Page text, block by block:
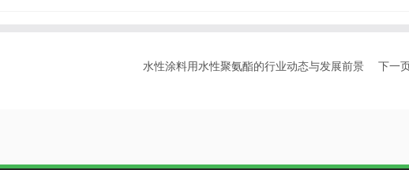
水性涂料用水性聚氨酯的行业动态与发展前景 下一